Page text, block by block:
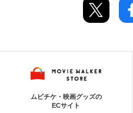
ムビチケ・映画グッズの
ECサイト